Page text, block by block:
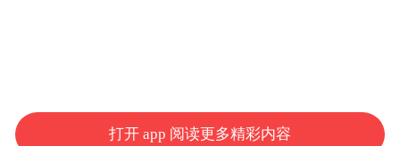
打开 app 阅读更多精彩内容